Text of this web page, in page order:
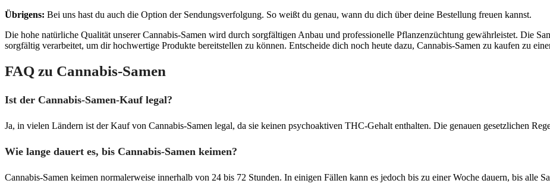
Übrigens: Bei uns hast du auch die Option der Sendungsverfolgung. So weißt du genau, wann du dich über deine Bestellung freuen kannst.
Die hohe natürliche Qualität unserer Cannabis-Samen wird durch sorgfältigen Anbau und professionelle Pflanzenzüchtung gewährleistet. Die
sorgfältig verarbeitet, um dir hochwertige Produkte bereitstellen zu können. Entscheide dich noch heute dazu, Cannabis-Samen zu kaufen zu
FAQ zu Cannabis-Samen
Ist der Cannabis-Samen-Kauf legal?
Ja, in vielen Ländern ist der Kauf von Cannabis-Samen legal, da sie keinen psychoaktiven THC-Gehalt enthalten. Die genauen gesetzlichen
Wie lange dauert es, bis Cannabis-Samen keimen?
Cannabis-Samen keimen normalerweise innerhalb von 24 bis 72 Stunden. In einigen Fällen kann es jedoch bis zu einer Woche dauern, bis alle